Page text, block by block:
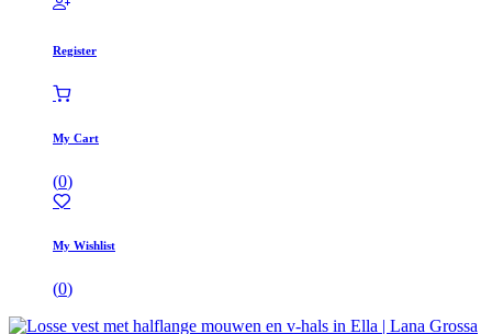
Register
My Cart
(0)
My Wishlist
(0)